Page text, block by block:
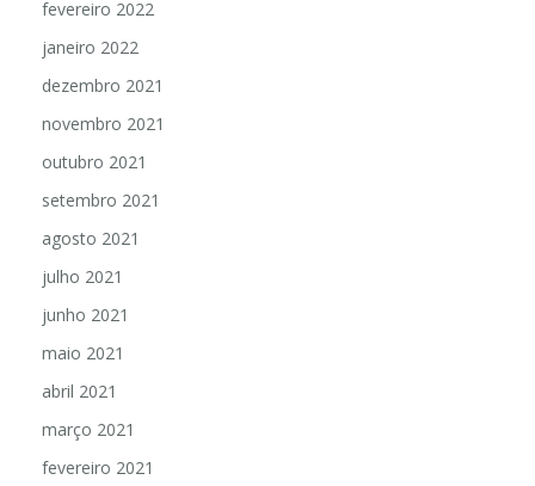
fevereiro 2022
janeiro 2022
dezembro 2021
novembro 2021
outubro 2021
setembro 2021
agosto 2021
julho 2021
junho 2021
maio 2021
abril 2021
março 2021
fevereiro 2021